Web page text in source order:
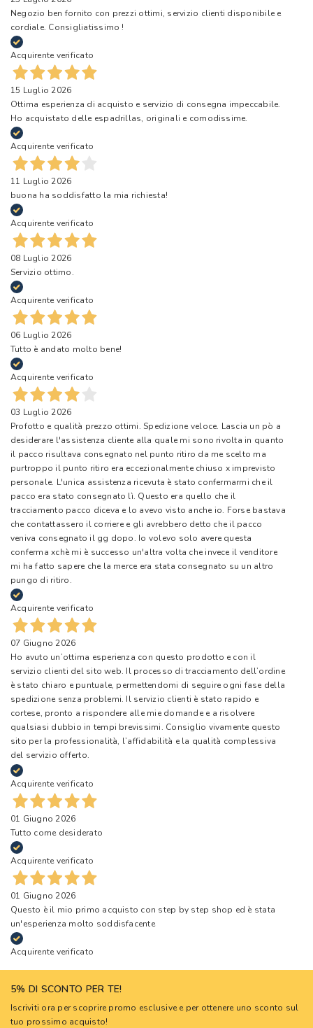
Negozio ben fornito con prezzi ottimi, servizio clienti disponibile e
cordiale. Consigliatissimo !
Acquirente verificato
15 Luglio 2026
Ottima esperienza di acquisto e servizio di consegna impeccabile.
Ho acquistato delle espadrillas, originali e comodissime.
Acquirente verificato
11 Luglio 2026
buona ha soddisfatto la mia richiesta!
Acquirente verificato
08 Luglio 2026
Servizio ottimo.
Acquirente verificato
06 Luglio 2026
Tutto è andato molto bene!
Acquirente verificato
03 Luglio 2026
Profotto e qualità prezzo ottimi. Spedizione veloce. Lascia un pò a
desiderare l'assistenza cliente alla quale mi sono rivolta in quanto
il pacco risultava consegnato nel punto ritiro da me scelto ma
purtroppo il punto ritiro era eccezionalmente chiuso x imprevisto
personale. L'unica assistenza ricevuta è stato confermarmi che il
pacco era stato consegnato lì. Questo era quello che il
tracciamento pacco diceva e lo avevo visto anche io. Forse bastava
che contattassero il corriere e gli avrebbero detto che il pacco
veniva consegnato il gg dopo. Io volevo solo avere questa
conferma xchè mi è successo un'altra volta che invece il venditore
mi ha fatto sapere che la merce era stata consegnato su un altro
pungo di ritiro.
Acquirente verificato
07 Giugno 2026
Ho avuto un’ottima esperienza con questo prodotto e con il
servizio clienti del sito web. Il processo di tracciamento dell’ordine
è stato chiaro e puntuale, permettendomi di seguire ogni fase della
spedizione senza problemi. Il servizio clienti è stato rapido e
cortese, pronto a rispondere alle mie domande e a risolvere
qualsiasi dubbio in tempi brevissimi. Consiglio vivamente questo
sito per la professionalità, l’affidabilità e la qualità complessiva
del servizio offerto.
Acquirente verificato
01 Giugno 2026
Tutto come desiderato
Acquirente verificato
01 Giugno 2026
Questo è il mio primo acquisto con step by step shop ed è stata
un'esperienza molto soddisfacente
Acquirente verificato
5% DI SCONTO PER TE!
Iscriviti ora per scoprire promo esclusive e per ottenere uno sconto sul
tuo prossimo acquisto!